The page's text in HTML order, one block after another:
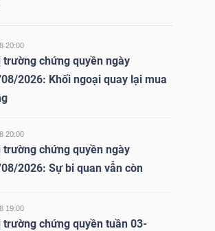
20:00
trường chứng quyền ngày
2026: Khối ngoại quay lại mua
20:00
trường chứng quyền ngày
2026: Sự bi quan vẫn còn
19:00
trường chứng quyền tuần 03-